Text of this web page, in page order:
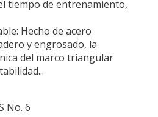
tiempo de entrenamiento,
Hecho de acero
y engrosado, la
del marco triangular
No. 6